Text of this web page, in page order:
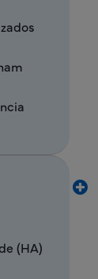
(HA)